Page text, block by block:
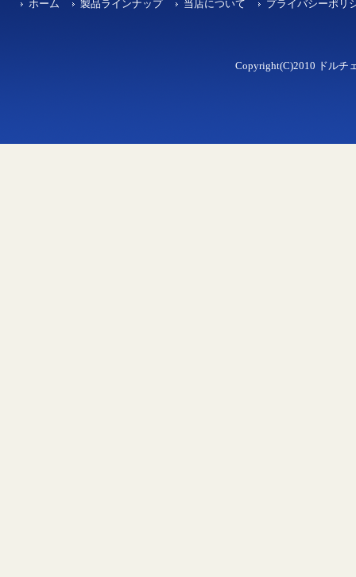
ホーム 製品ラインナップ 当店について プライバシーポリ
Copyright(C)2010 ドルチ